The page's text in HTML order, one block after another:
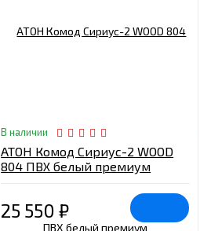
В наличии
АТОН Комод Сириус-2 WOOD
804 ПВХ белый премиум
25 550₽